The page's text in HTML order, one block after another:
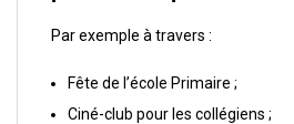
Par exemple à travers :
Fête de l’école Primaire ;
Ciné-club pour les collégiens ;